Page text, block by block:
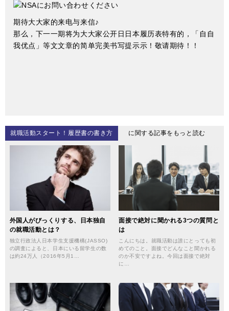
期待⼤大家的来电与来信♪
那么，下⼀一期将为⼤大家公开⽇日本履历表特有的，「⾃自
我优点」等⽂文章的简单完美书写提⽰示！敬请期待！！
就職活動スタート！履歴書の書き方 に関する記事をもっと読む
外国人がびっくりする、日本独自
の就職活動とは？
独立行政法人日本学生支援機構(JASSO)
の調査によると、日本にいる留学生の数
は約24万人（2016年5月1…
面接で絶対に聞かれる3つの質問と
は
こんにちは。就職活動は誰にとっても初
めてのこと。面接でどんなこと聞かれる
のか不安ですよね。今回は面接で絶対
に…